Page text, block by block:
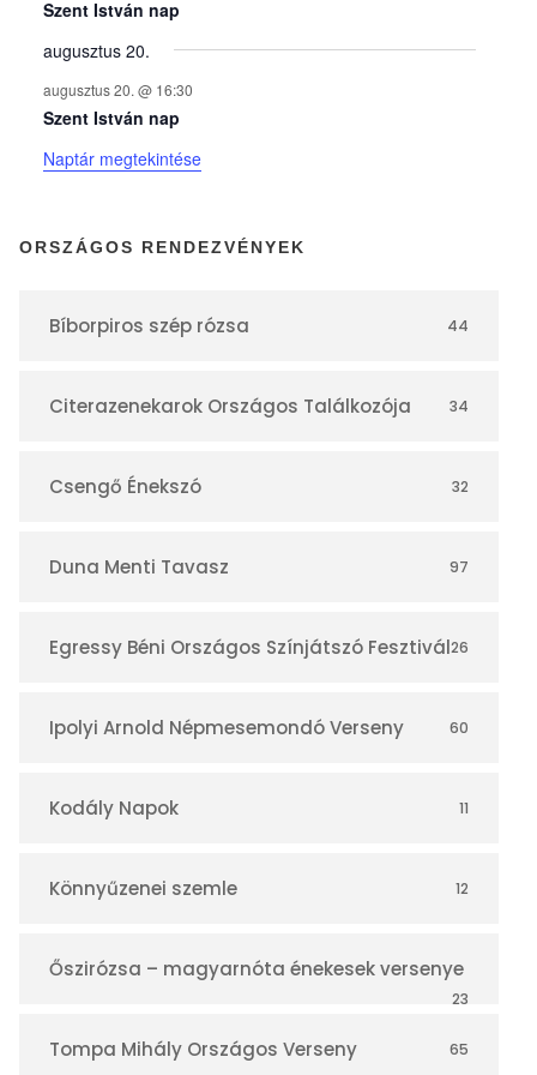
y
e
k
n
a
á
r
Szent István nap
augusztus 20.
augusztus 20. @ 16:30
Szent István nap
Naptár megtekintése
ORSZÁGOS RENDEZVÉNYEK
Bíborpiros szép rózsa 44
Citerazenekarok Országos Találkozója 34
Csengő Énekszó 32
Duna Menti Tavasz 97
Egressy Béni Országos Színjátszó Fesztivál26
Ipolyi Arnold Népmesemondó Verseny 60
Kodály Napok 11
Könnyűzenei szemle 12
Őszirózsa – magyarnóta énekesek versenye
23
Tompa Mihály Országos Verseny 65